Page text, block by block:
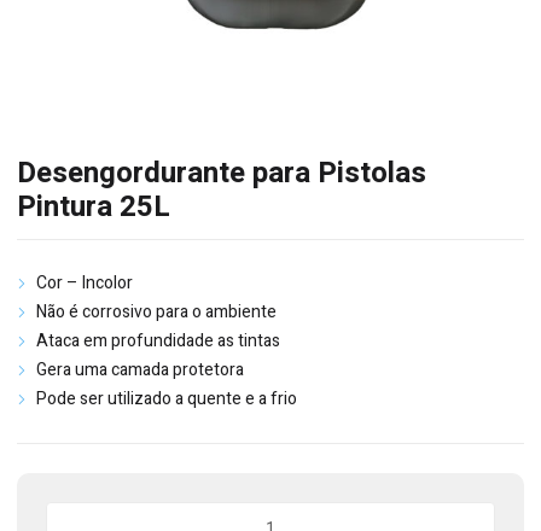
Desengordurante para Pistolas
Pintura 25L
Cor – Incolor
Não é corrosivo para o ambiente
Ataca em profundidade as tintas
Gera uma camada protetora
Pode ser utilizado a quente e a frio